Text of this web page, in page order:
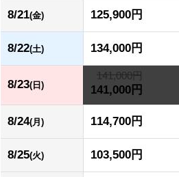
8/21(金) 125,900円
8/22(土) 134,000円
8/23(日)
141,000円
141,000円
8/24(月) 114,700円
8/25(火) 103,500円